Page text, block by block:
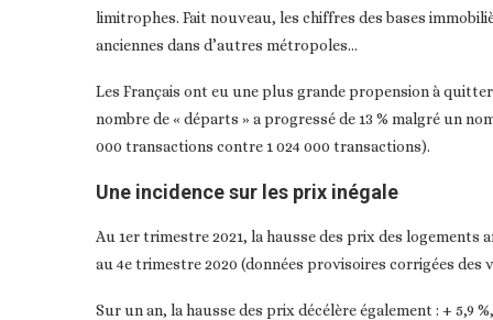
limitrophes. Fait nouveau, les chiffres des bases
anciennes dans d’autres métropoles…
Les Français ont eu une plus grande propension à
nombre de « départs » a progressé de 13 % malgré un
000 transactions contre 1 024 000 transactions).
Une incidence sur les prix inégale
Au 1er trimestre 2021, la hausse des prix des
au 4e trimestre 2020 (données provisoires corrigées
Sur un an, la hausse des prix décélère également : + 5,9